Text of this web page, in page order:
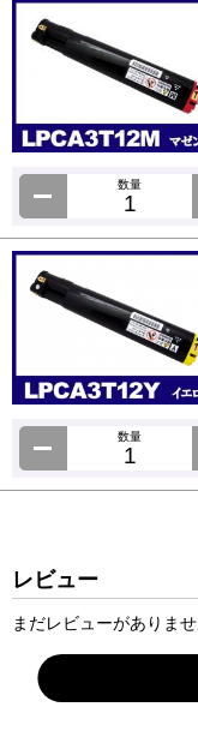
数量
数量
レビュー
まだレビューがありませ